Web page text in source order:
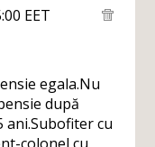
EET
egala.Nu
după
cu